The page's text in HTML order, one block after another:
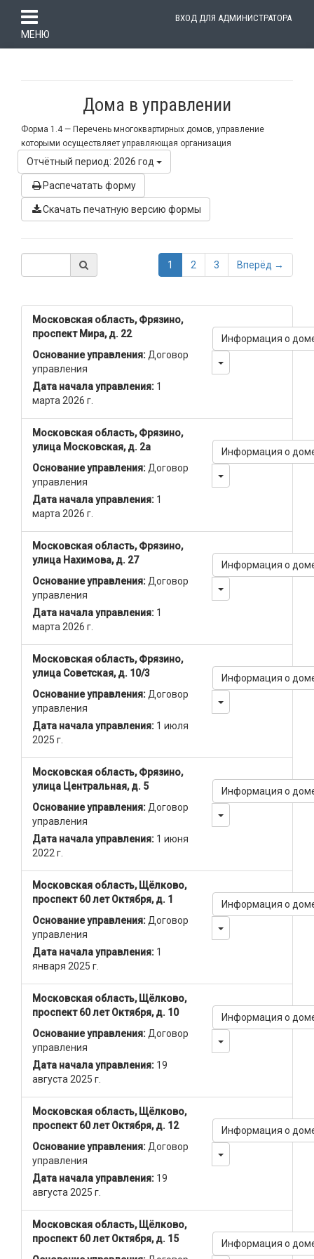
МЕНЮ
ВХОД ДЛЯ АДМИНИСТРАТОРА
Дома в управлении
Форма 1.4 — Перечень многоквартирных домов, управление
которыми осуществляет управляющая организация
Отчётный период: 2026 год
Распечатать форму
Скачать печатную версию формы
1 2 3 Вперёд →
Московская область, Фрязино,
проспект Мира, д. 22
Основание управления: Договор
управления
Дата начала управления: 1
марта 2026 г.
Информация о
Toggle Dropdown
Московская область, Фрязино,
улица Московская, д. 2а
Основание управления: Договор
управления
Дата начала управления: 1
марта 2026 г.
Информация о
Toggle Dropdown
Московская область, Фрязино,
улица Нахимова, д. 27
Основание управления: Договор
управления
Дата начала управления: 1
марта 2026 г.
Информация о
Toggle Dropdown
Московская область, Фрязино,
улица Советская, д. 10/3
Основание управления: Договор
управления
Дата начала управления: 1 июля
2025 г.
Информация о
Toggle Dropdown
Московская область, Фрязино,
улица Центральная, д. 5
Основание управления: Договор
управления
Дата начала управления: 1 июня
2022 г.
Информация о
Toggle Dropdown
Московская область, Щёлково,
проспект 60 лет Октября, д. 1
Основание управления: Договор
управления
Дата начала управления: 1
января 2025 г.
Информация о
Toggle Dropdown
Московская область, Щёлково,
проспект 60 лет Октября, д. 10
Основание управления: Договор
управления
Дата начала управления: 19
августа 2025 г.
Информация о
Toggle Dropdown
Московская область, Щёлково,
проспект 60 лет Октября, д. 12
Основание управления: Договор
управления
Дата начала управления: 19
августа 2025 г.
Информация о
Toggle Dropdown
Московская область, Щёлково,
проспект 60 лет Октября, д. 15
Информация о